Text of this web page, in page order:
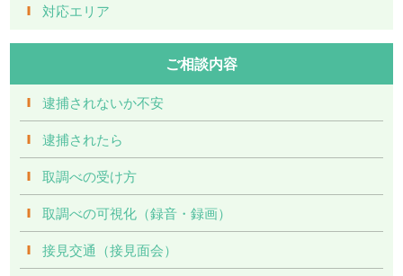
対応エリア
ご相談内容
逮捕されないか不安
逮捕されたら
取調べの受け方
取調べの可視化（録音・録画）
接見交通（接見面会）